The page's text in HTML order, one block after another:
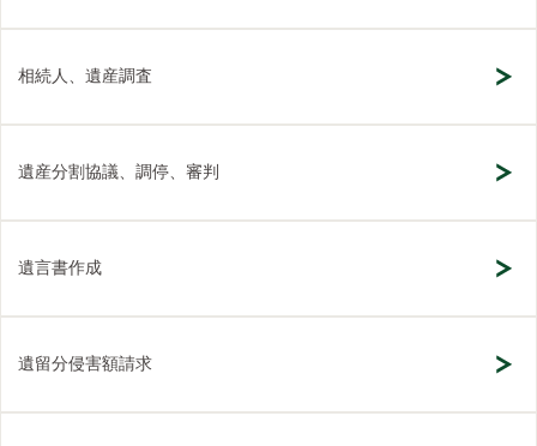
相続人、遺産調査
遺産分割協議、調停、審判
遺言書作成
遺留分侵害額請求